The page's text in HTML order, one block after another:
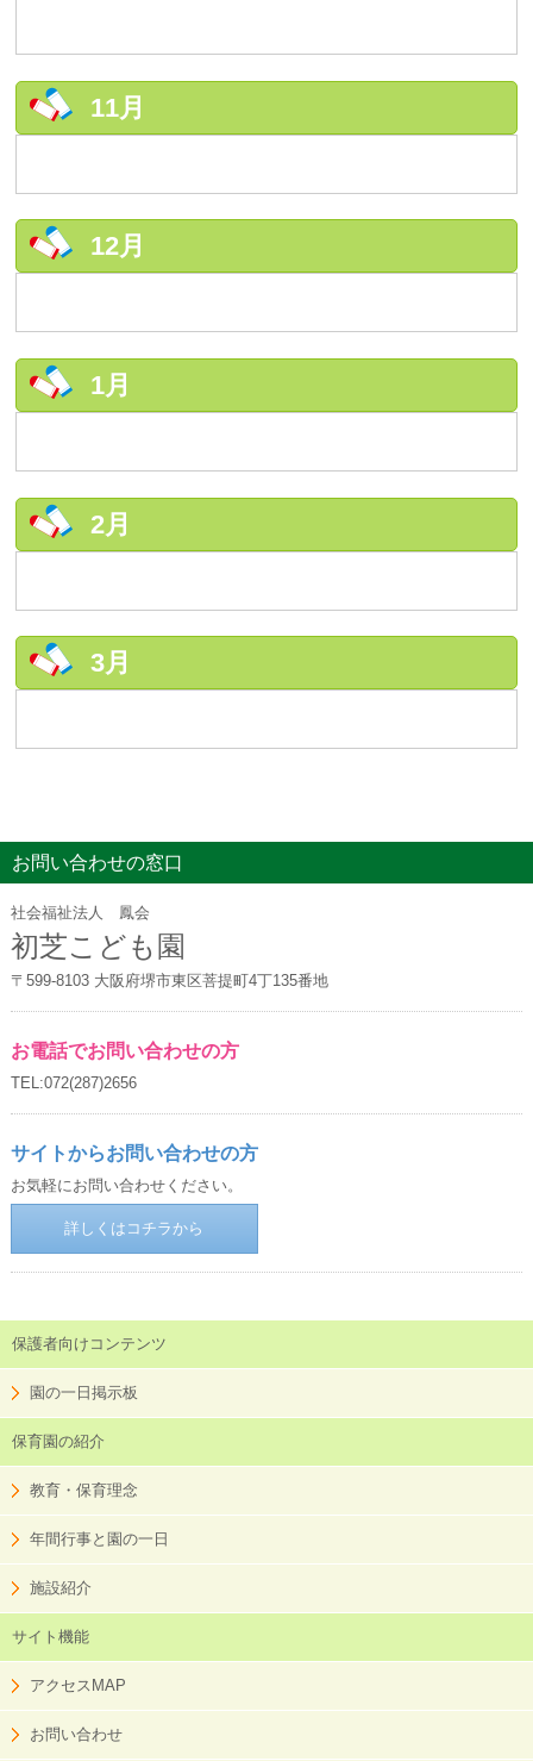
11月
12月
1月
2月
3月
お問い合わせの窓口
社会福祉法人 鳳会
初芝こども園
〒599-8103 大阪府堺市東区菩提町4丁135番地
お電話でお問い合わせの方
TEL:072(287)2656
サイトからお問い合わせの方
お気軽にお問い合わせください。
詳しくはコチラから
保護者向けコンテンツ
園の一日掲示板
保育園の紹介
教育・保育理念
年間行事と園の一日
施設紹介
サイト機能
アクセスMAP
お問い合わせ